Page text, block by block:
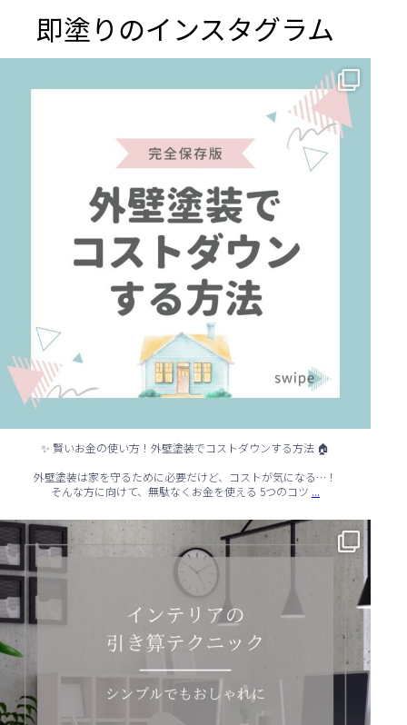
即塗りのインスタグラム
✨ 賢いお金の使い方！外壁塗装でコストダウンする方法 🏠
✨ 賢いお金の使い方！外壁塗装でコストダウンする方法 🏠
外壁塗装は家を守るために必要だけど、コストが気になる…！
そんな方に向けて、無駄なくお金を使える 5つのコツ ...
✨ シンプルでもおしゃれ！インテリアの引き算テクニック ✨
...